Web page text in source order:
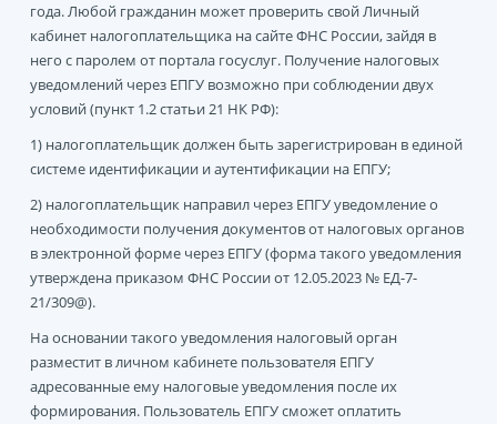
года. Любой гражданин может проверить свой Личный
кабинет налогоплательщика на сайте ФНС России, зайдя в
него с паролем от портала госуслуг. Получение налоговых
уведомлений через ЕПГУ возможно при соблюдении двух
условий (пункт 1.2 статьи 21 НК РФ):
1) налогоплательщик должен быть зарегистрирован в единой
системе идентификации и аутентификации на ЕПГУ;
2) налогоплательщик направил через ЕПГУ уведомление о
необходимости получения документов от налоговых органов
в электронной форме через ЕПГУ (форма такого уведомления
утверждена приказом ФНС России от 12.05.2023 № ЕД-7-
21/309@).
На основании такого уведомления налоговый орган
разместит в личном кабинете пользователя ЕПГУ
адресованные ему налоговые уведомления после их
формирования. Пользователь ЕПГУ сможет оплатить